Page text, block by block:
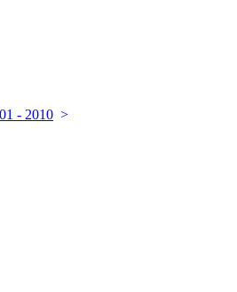
- 2010